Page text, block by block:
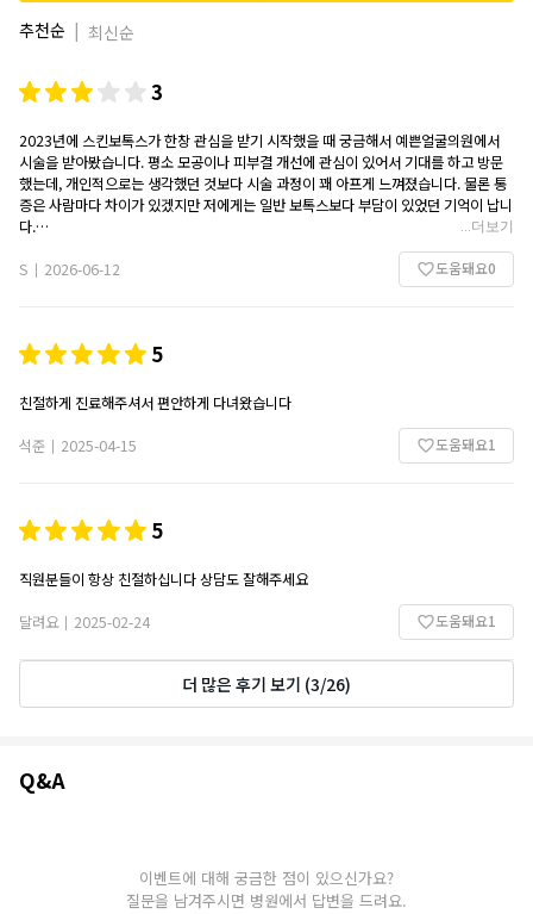
추천순 | 최신순
3
2023년에 스킨보톡스가 한창 관심을 받기 시작했을 때 궁금해서 예쁜얼굴의원에서
시술을 받아봤습니다. 평소 모공이나 피부결 개선에 관심이 있어서 기대를 하고 방문
했는데, 개인적으로는 생각했던 것보다 시술 과정이 꽤 아프게 느껴졌습니다. 물론 통
증은 사람마다 차이가 있겠지만 저에게는 일반 보톡스보다 부담이 있었던 기억이 납니
다.
시술 전 상담과 안내는 무난하게 진행됐고, 시술 자체도 큰 문제 없이 끝났습니다. 다만
가장 중요했던 효과 부분에서는 기대에 비해 만족도가 높지는 않았습니다. 피부가 아
주 약간 매끈해진 느낌은 있었지만 주변에서 알아볼 정도의 큰 변화는 느끼지 못했고,
통증에 비해 효과가 크다고 느껴지지는 않았습니다. 그래도 한 번 경험해보면서 스킨
니다.
...더보기
S 2026-06-12 도움돼요0
5
친절하게 진료해주셔서 편안하게 다녀왔습니다
석준
2025-04-15 도움돼요1
5
직원분들이 항상 친절하십니다 상담도 잘해주세요
달려요
2025-02-24 도움돼요1
더 많은 후기 보기 (3/26)
Q&A
이벤트에 대해 궁금한 점이 있으신가요?
질문을 남겨주시면 병원에서 답변을 드려요.